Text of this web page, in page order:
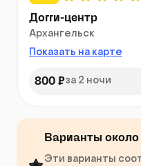
Догги-центр
Архангельск
Показать на карте
800 ₽за 2 ночи
Варианты около
Эти варианты